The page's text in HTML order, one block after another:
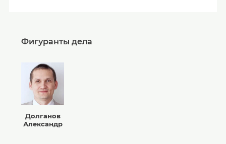
Фигуранты дела
Долганов
Александр